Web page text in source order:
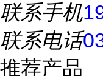
联系手机
联系电话
推荐产品